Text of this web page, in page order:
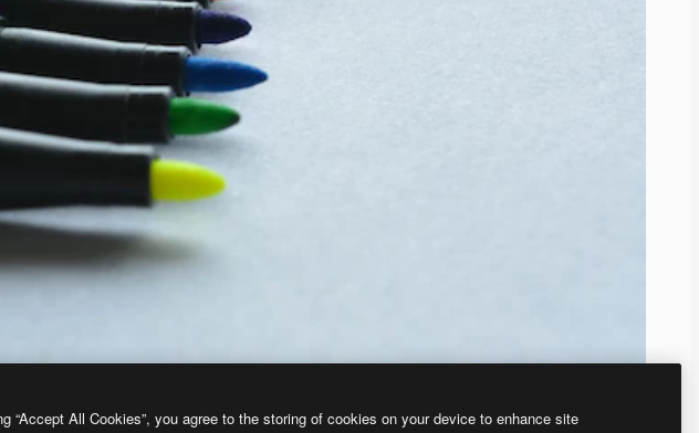
“Accept All Cookies”, you agree to the storing of cookies on your device to enhance site